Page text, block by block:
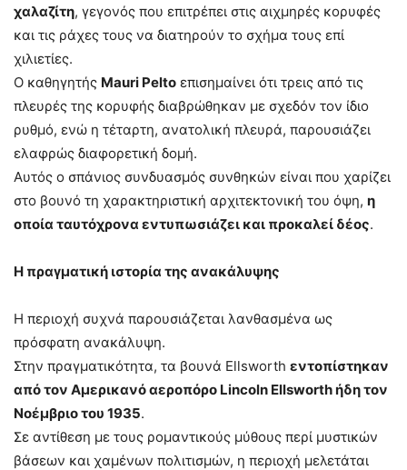
χαλαζίτη, γεγονός που επιτρέπει στις αιχμηρές κορυφές
και τις ράχες τους να διατηρούν το σχήμα τους επί
χιλιετίες.
Ο καθηγητής Mauri Pelto επισημαίνει ότι τρεις από τις
πλευρές της κορυφής διαβρώθηκαν με σχεδόν τον ίδιο
ρυθμό, ενώ η τέταρτη, ανατολική πλευρά, παρουσιάζει
ελαφρώς διαφορετική δομή.
Αυτός ο σπάνιος συνδυασμός συνθηκών είναι που χαρίζει
στο βουνό τη χαρακτηριστική αρχιτεκτονική του όψη, η
οποία ταυτόχρονα εντυπωσιάζει και προκαλεί δέος.
Η πραγματική ιστορία της ανακάλυψης
Η περιοχή συχνά παρουσιάζεται λανθασμένα ως
πρόσφατη ανακάλυψη.
Στην πραγματικότητα, τα βουνά Ellsworth εντοπίστηκαν
από τον Αμερικανό αεροπόρο Lincoln Ellsworth ήδη τον
Νοέμβριο του 1935.
Σε αντίθεση με τους ρομαντικούς μύθους περί μυστικών
βάσεων και χαμένων πολιτισμών, η περιοχή μελετάται